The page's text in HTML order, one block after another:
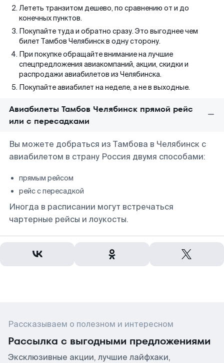
Лететь транзитом дешево, по сравнению от и до
конечных пунктов.
Покупайте туда и обратно сразу. Это выгоднее чем
билет Тамбов Челябинск в одну сторону.
При покупке обращайте внимание на лучшие
спецпредложения авиакомпаний, акции, скидки и
распродажи авиабилетов из Челябинска.
Покупайте авиабилет на неделе, а не в выходные.
Авиабилеты Тамбов Челябинск прямой рейс
или с пересадками
Вы можете добраться из Тамбова в Челябинск с
авиабилетом в страну Россия двумя способами:
прямым рейсом
рейс с пересадкой
Иногда в расписании могут встречаться
чартерные рейсы и лоукосты.
Рассказываем о полезном и интересном
Рассылка с выгодными предложениями
Эксклюзивные акции, лучшие лайфхаки,